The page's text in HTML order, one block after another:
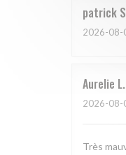
patrick S
2026-08-
Aurelie L
2026-08-
Très